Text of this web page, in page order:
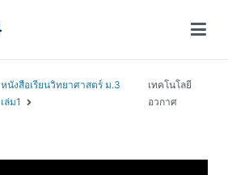
หนังสือเรียนวิทยาศาสตร์ ม.3
เล่ม1
เทคโนโลยี
อวกาศ